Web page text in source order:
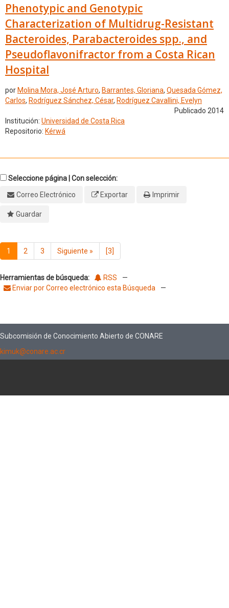
Phenotypic and Genotypic
Characterization of Multidrug-Resistant
Bacteroides, Parabacteroides spp., and
Pseudoflavonifractor from a Costa Rican
Hospital
por Molina Mora, José Arturo, Barrantes, Gloriana, Quesada Gómez,
Carlos, Rodríguez Sánchez, César, Rodríguez Cavallini, Evelyn
Publicado 2014
Institución: Universidad de Costa Rica
Repositorio: Kérwá
Seleccione página | Con selección:
Correo Electrónico
Exportar Imprimir
Guardar
1 2 3 Siguiente » [3]
Herramientas de búsqueda: RSS
—
Enviar por Correo electrónico esta Búsqueda
—
Subcomisión de Conocimiento Abierto de CONARE
kimuk@conare.ac.cr